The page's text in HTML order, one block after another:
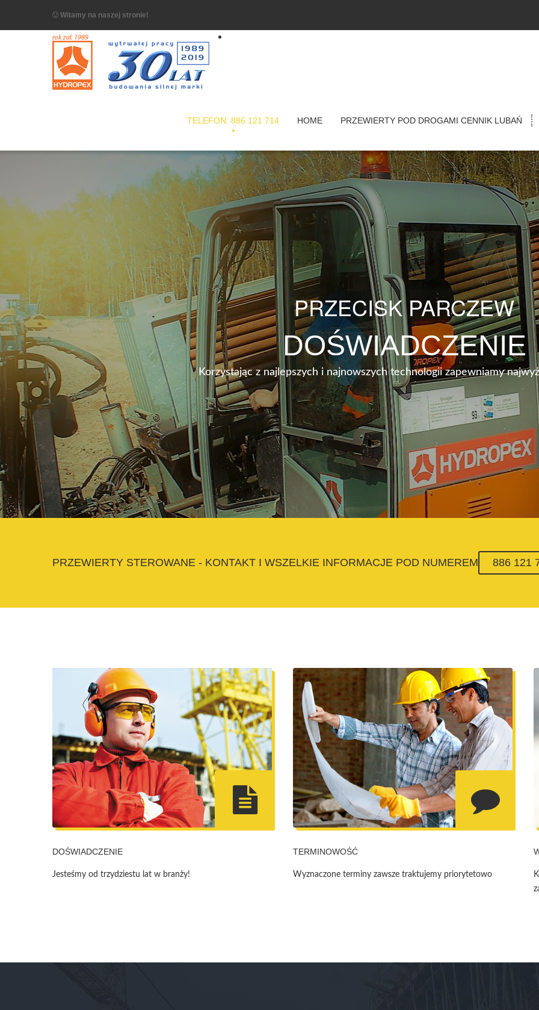
Witamy na naszej stronie!
TELEFON: 886 121 714 HOME PRZEWIERTY POD DROGAMI CENNIK LUBAŃ
PRZECISK PARCZEW
DOŚWIADCZENIE
Korzystając z najlepszych i najnowszych technologii zapewniamy
PRZEWIERTY STEROWANE - KONTAKT I WSZELKIE INFORMACJE POD NUMEREM 886 121
DOŚWIADCZENIE
Jesteśmy od trzydziestu lat w branży!
TERMINOWOŚĆ
Wyznaczone terminy zawsze traktujemy priorytetowo